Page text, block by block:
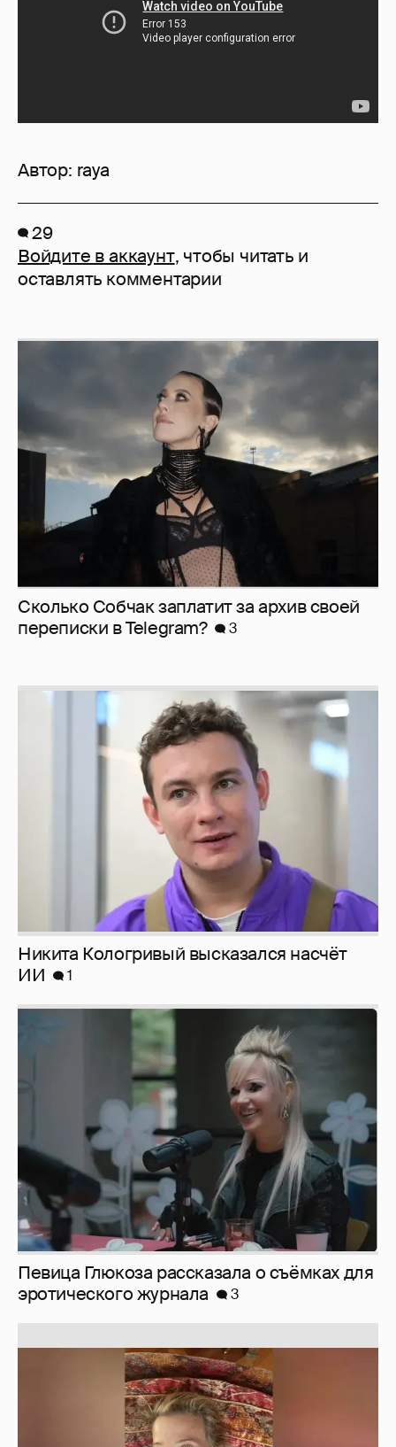
Автор: raya
29
Войдите в аккаунт, чтобы читать и
оставлять комментарии
Сколько Собчак заплатит за архив своей
перeписки в Telegram?
3
Никита Кологривый высказался насчёт
ИИ
1
Певица Глюкоза рассказала о съёмках для
эротического журнала
3